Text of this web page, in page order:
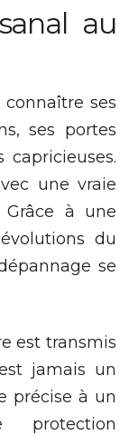
au
connaître ses
ses portes
capricieuses.
une vraie
à une
du
se
est transmis
jamais un
précise à un
et
vous
les
et